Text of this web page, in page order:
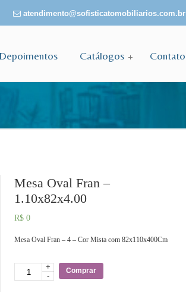
atendimento@sofisticatomobiliarios.com.br
Depoimentos Catálogos Contato
Mesa Oval Fran –
1.10x82x4.00
R$ 0
Mesa Oval Fran – 4 – Cor Mista com 82x110x400Cm
Quantidade+
-
Comprar